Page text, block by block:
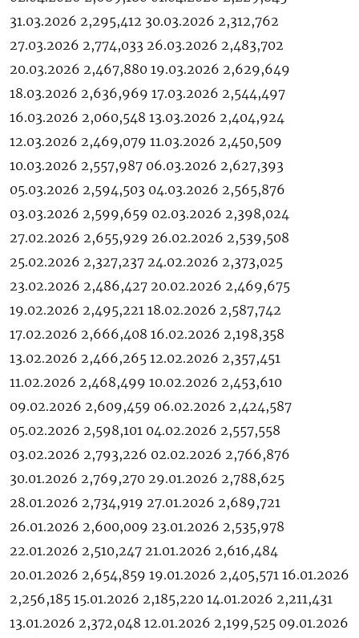
31.03.2026 2,295,412 30.03.2026 2,312,762
27.03.2026 2,774,033 26.03.2026 2,483,702
20.03.2026 2,467,880 19.03.2026 2,629,649
18.03.2026 2,636,969 17.03.2026 2,544,497
16.03.2026 2,060,548 13.03.2026 2,404,924
12.03.2026 2,469,079 11.03.2026 2,450,509
10.03.2026 2,557,987 06.03.2026 2,627,393
05.03.2026 2,594,503 04.03.2026 2,565,876
03.03.2026 2,599,659 02.03.2026 2,398,024
27.02.2026 2,655,929 26.02.2026 2,539,508
25.02.2026 2,327,237 24.02.2026 2,373,025
23.02.2026 2,486,427 20.02.2026 2,469,675
19.02.2026 2,495,221 18.02.2026 2,587,742
17.02.2026 2,666,408 16.02.2026 2,198,358
13.02.2026 2,466,265 12.02.2026 2,357,451
11.02.2026 2,468,499 10.02.2026 2,453,610
09.02.2026 2,609,459 06.02.2026 2,424,587
05.02.2026 2,598,101 04.02.2026 2,557,558
03.02.2026 2,793,226 02.02.2026 2,766,876
30.01.2026 2,769,270 29.01.2026 2,788,625
28.01.2026 2,734,919 27.01.2026 2,689,721
26.01.2026 2,600,009 23.01.2026 2,535,978
22.01.2026 2,510,247 21.01.2026 2,616,484
20.01.2026 2,654,859 19.01.2026 2,405,571 16.01.2026
2,256,185 15.01.2026 2,185,220 14.01.2026 2,211,431
13.01.2026 2,372,048 12.01.2026 2,199,525 09.01.2026